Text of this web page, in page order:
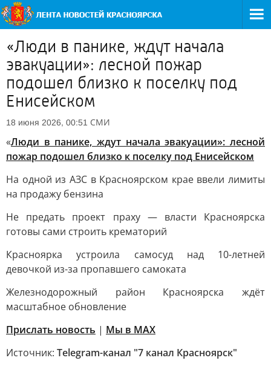
«Люди в панике, ждут начала
эвакуации»: лесной пожар
подошел близко к поселку под
Енисейском
18 июня 2026, 00:51 СМИ
«Люди в панике, ждут начала эвакуации»: лесной
пожар подошел близко к поселку под Енисейском
На одной из АЗС в Красноярском крае ввели лимиты
на продажу бензина
Не предать проект праху — власти Красноярска
готовы сами строить крематорий
Красноярка устроила самосуд над 10-летней
девочкой из-за пропавшего самоката
Железнодорожный район Красноярска ждёт
масштабное обновление
Прислать новость | Мы в MAX
Источник: Telegram-канал "7 канал Красноярск"